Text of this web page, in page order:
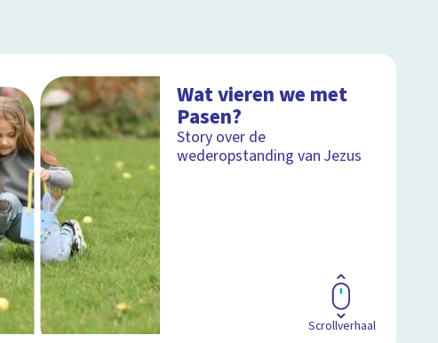
Wat vieren we met
Pasen?
Story over de
wederopstanding van Jezus
Scrollverhaal